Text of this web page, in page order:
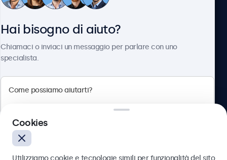
Hai bisogno di aiuto?
Chiamaci o inviaci un messaggio per parlare con uno
specialista.
Cookies
Utilizziamo cookie e tecnologie simili per funzionalità del sito